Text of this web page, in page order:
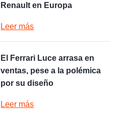
Renault en Europa
Leer más
El Ferrari Luce arrasa en
ventas, pese a la polémica
por su diseño
Leer más